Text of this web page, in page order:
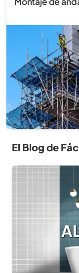
El Blog de